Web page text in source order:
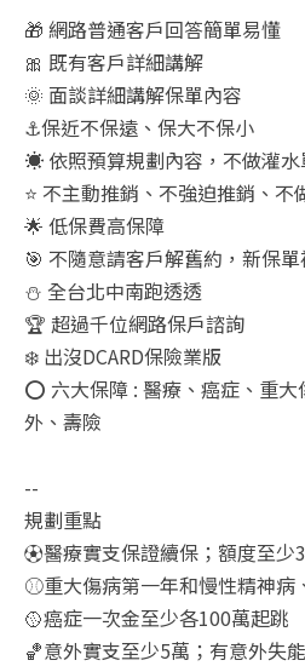
🎁 網路普通客戶回答簡單易懂
🎀 既有客戶詳細講解
🌞 面談詳細講解保單內容
⚓保近不保遠、保大不保小
☀️ 依照預算規劃內容，不做灌水
⭐ 不主動推銷、不強迫推銷、不
🌟 低保費高保障
🎯 不隨意請客戶解舊約，新保
⛄ 全台北中南跑透透
🏆 超過千位網路保戶諮詢
❄️ 出沒DCARD保險業版
⭕ 六大保障 : 醫療、癌症、重
外、壽險
--
規劃重點
⚽醫療實支保證續保；額度至少
⚾重大傷病第一年和慢性精神病
🥎癌症一次金至少各100萬起跳
🏀意外實支至少5萬；有意外失